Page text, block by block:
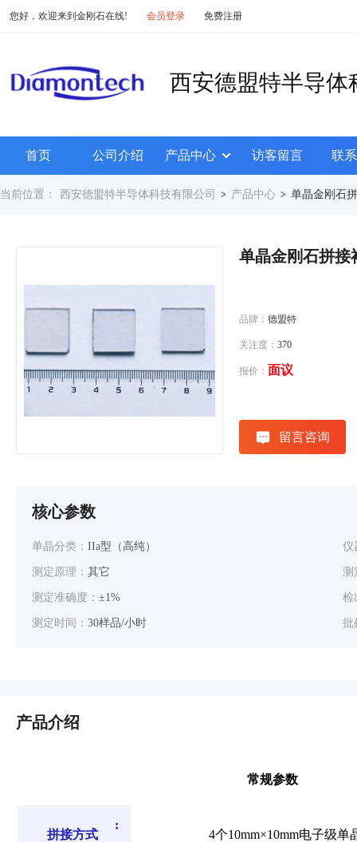
您好，欢迎来到金刚石在线! 会员登录 免费注册
西安德盟特半导体
首页 公司介绍 产品中心 访客留言 联
当前位置： 西安德盟特半导体科技有限公司 > 产品中心 > 单晶金刚石
单晶金刚石拼接
品牌： 德盟特
关注度： 370
报价： 面议
留言咨询
核心参数
单晶分类： IIa型（高纯） 仪
测定原理： 其它 测
测定准确度： ±1% 检
测定时间： 30样品/小时 批
产品介绍
常规参数
拼接方式
:
4个10mm×10mm电子级